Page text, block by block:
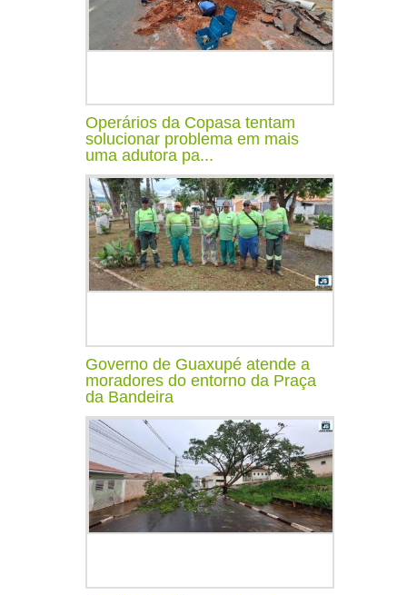
Operários da Copasa tentam
solucionar problema em mais
uma adutora pa...
Governo de Guaxupé atende a
moradores do entorno da Praça
da Bandeira